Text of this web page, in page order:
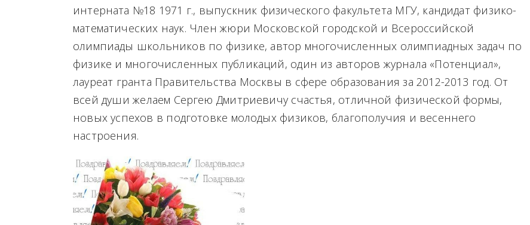
интерната №18 1971 г., выпускник физического факультета МГУ, кандидат физико-
математических наук. Член жюри Московской городской и Всероссийской
олимпиады школьников по физике, автор многочисленных олимпиадных задач по
физике и многочисленных публикаций, один из авторов журнала «Потенциал»,
лауреат гранта Правительства Москвы в сфере образования за 2012-2013 год. От
всей души желаем Сергею Дмитриевичу счастья, отличной физической формы,
новых успехов в подготовке молодых физиков, благополучия и весеннего
настроения.